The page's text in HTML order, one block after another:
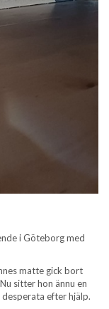
i Göteborg med
matte gick bort
sitter hon ännu en
efter hjälp.